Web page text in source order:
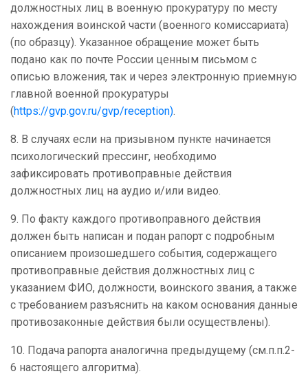
должностных лиц в военную прокуратуру по месту
нахождения воинской части (военного комиссариата)
(по образцу). Указанное обращение может быть
подано как по почте России ценным письмом с
описью вложения, так и через электронную приемную
главной военной прокуратуры
(https://gvp.gov.ru/gvp/reception).
8. В случаях если на призывном пункте начинается
психологический прессинг, необходимо
зафиксировать противоправные действия
должностных лиц на аудио и/или видео.
9. По факту каждого противоправного действия
должен быть написан и подан рапорт с подробным
описанием произошедшего события, содержащего
противоправные действия должностных лиц с
указанием ФИО, должности, воинского звания, а также
с требованием разъяснить на каком основания данные
противозаконные действия были осуществлены).
10. Подача рапорта аналогична предыдущему (см.п.п.2-
6 настоящего алгоритма).